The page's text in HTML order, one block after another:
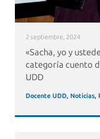
2 septiembre, 2024
«Sacha, yo y
categoría cuento
UDD
Docente UDD, Noticias,